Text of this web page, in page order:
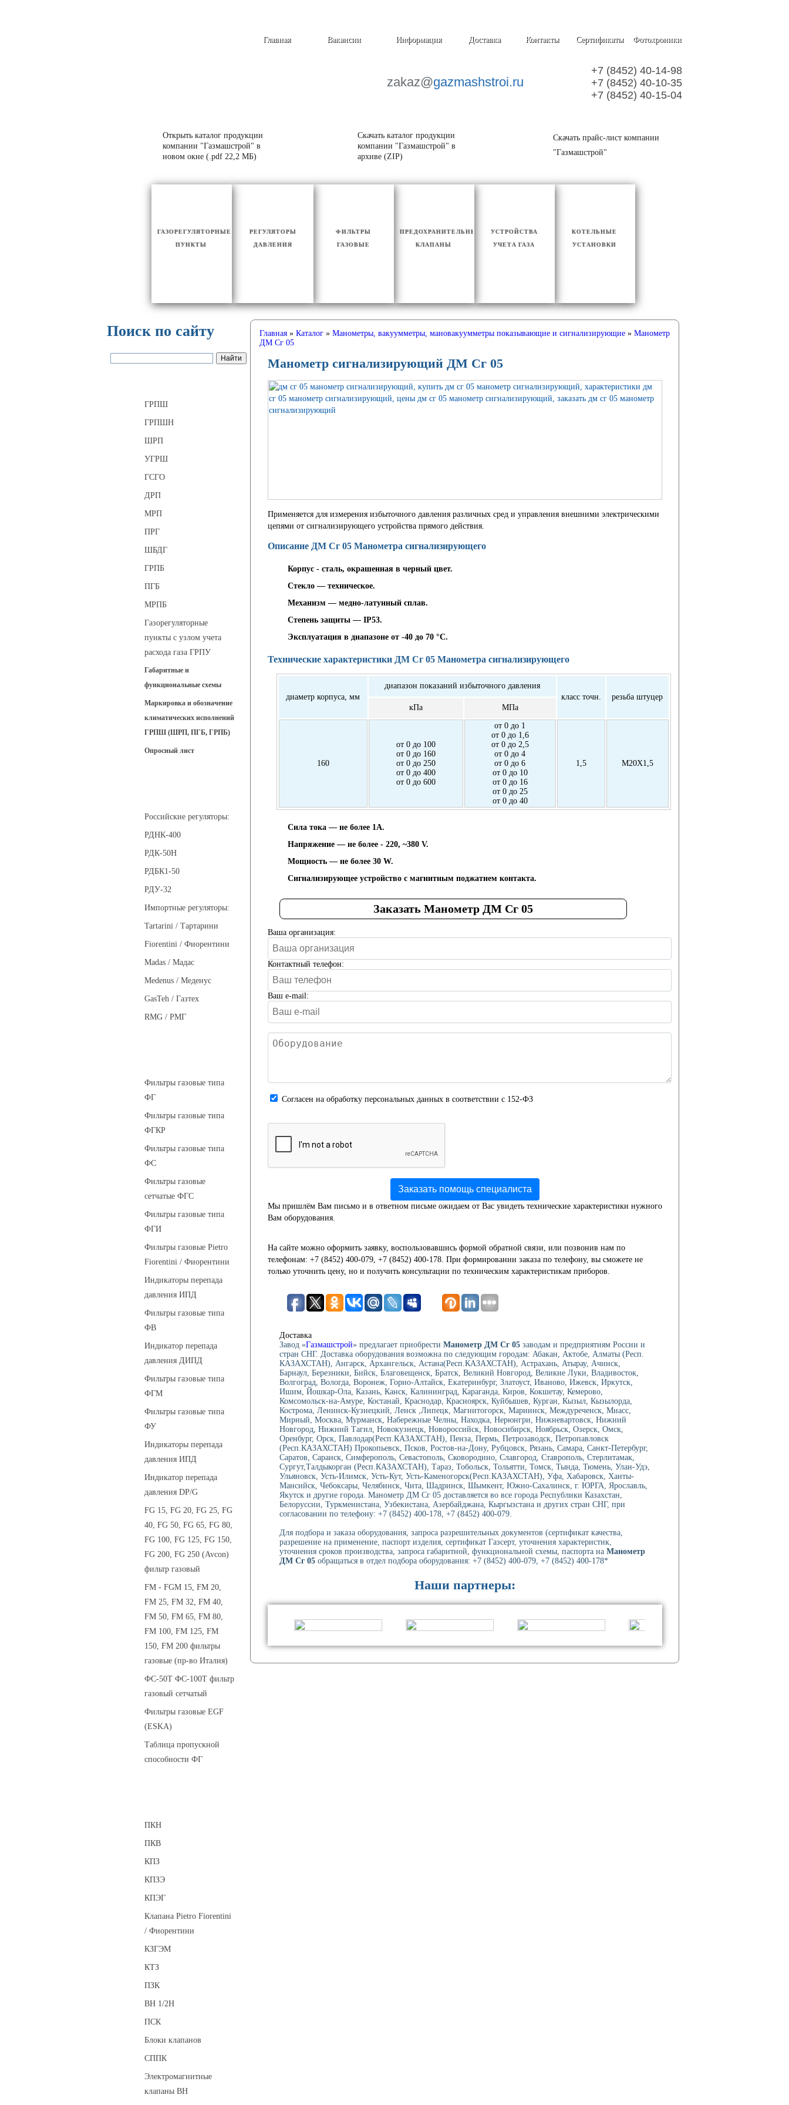
Фотохроники
Сертификаты
Контакты
Доставка
Информация
Вакансии
Главная
zakaz@gazmashstroi.ru
+7 (8452) 40-14-98
+7 (8452) 40-10-35
+7 (8452) 40-15-04
Открыть каталог продукции
компании "Газмашстрой" в
новом окне (.pdf 22,2 МБ)
Скачать каталог продукции
компании "Газмашстрой" в
архиве (ZIP)
Скачать прайс-лист компании
"Газмашстрой"
КОТЕЛЬНЫЕ
УСТАНОВКИ
УСТРОЙСТВА
УЧЕТА ГАЗА
ПРЕДОХРАНИТЕЛЬНЫЕ
КЛАПАНЫ
ФИЛЬТРЫ
ГАЗОВЫЕ
РЕГУЛЯТОРЫ
ДАВЛЕНИЯ
ГАЗОРЕГУЛЯТОРНЫЕ
ПУНКТЫ
Поиск по сайту
ГРПШ
ГРПШН
ШРП
УГРШ
ГСГО
ДРП
МРП
ПРГ
ШБДГ
ГРПБ
ПГБ
МРПБ
Газорегуляторные
пункты с узлом учета
расхода газа ГРПУ
Габаритные и
функциональные схемы
Маркировка и обозначение
климатических исполнений
ГРПШ (ШРП, ПГБ, ГРПБ)
Опросный лист
Российские регуляторы:
РДНК-400
РДК-50Н
РДБК1-50
РДУ-32
Импортные регуляторы:
Tartarini / Тартарини
Fiorentini / Фиорентини
Madas / Мадас
Medenus / Меденус
GasTeh / Газтех
RMG / РМГ
Фильтры газовые типа
ФГ
Фильтры газовые типа
ФГКР
Фильтры газовые типа
ФС
Фильтры газовые
сетчатые ФГС
Фильтры газовые типа
ФГИ
Фильтры газовые Pietro
Fiorentini / Фиорентини
Индикаторы перепада
давления ИПД
Фильтры газовые типа
ФВ
Индикатор перепада
давления ДИПД
Фильтры газовые типа
ФГМ
Фильтры газовые типа
ФУ
Индикаторы перепада
давления ИПД
Индикатор перепада
давления DP/G
FG 15, FG 20, FG 25, FG
40, FG 50, FG 65, FG 80,
FG 100, FG 125, FG 150,
FG 200, FG 250 (Avcon)
фильтр газовый
FM - FGM 15, FM 20,
FM 25, FM 32, FM 40,
FM 50, FM 65, FM 80,
FM 100, FM 125, FM
150, FM 200 фильтры
газовые (пр-во Италия)
ФС-50Т ФС-100Т фильтр
газовый сетчатый
Фильтры газовые EGF
(ESKA)
Таблица пропускной
способности ФГ
ПКН
ПКВ
КПЗ
КПЗЭ
КПЭГ
Клапана Pietro Fiorentini
/ Фиорентини
КЗГЭМ
КТЗ
ПЗК
ВН 1/2Н
ПСК
Блоки клапанов
СППК
Электромагнитные
клапаны ВН
Главная» Каталог» Манометры, вакуумметры, мановакуумметры показывающие и сигнализирующие» Манометр
ДМ Сг 05
Манометр сигнализирующий ДМ Сг 05
Применяется для измерения избыточного давления различных сред и управления внешними электрическими
цепями от сигнализирующего устройства прямого действия.
Описание ДМ Сг 05 Манометра сигнализирующего
Корпус - сталь, окрашенная в черный цвет.
Стекло — техническое.
Механизм — медно-латунный сплав.
Степень защиты — ІР53.
Эксплуатация в диапазоне от -40 до 70 °С.
Технические характеристики ДМ Сг 05 Манометра сигнализирующего
диаметр корпуса, мм
диапазон показаний избыточного давления
класс точн.
резьба штуцер
кПа
МПа
160
от 0 до 100
от 0 до 160
от 0 до 250
от 0 до 400
от 0 до 600
от 0 до 1
от 0 до 1,6
от 0 до 2,5
от 0 до 4
от 0 до 6
от 0 до 10
от 0 до 16
от 0 до 25
от 0 до 40
1,5 М20Х1,5
Сила тока — не более 1А.
Напряжение — не более - 220, ~380 V.
Мощность — не более 30 W.
Сигнализирующее устройство с магнитным поджатием контакта.
Заказать Манометр ДМ Сг 05
Ваша организация:
Контактный телефон:
Ваш e-mail:
Cогласен на обработку персональных данных в соответствии с 152-ФЗ
Заказать помощь специалиста
Мы пришлём Вам письмо и в ответном письме ожидаем от Вас увидеть технические характеристики нужного
Вам оборудования.
На сайте можно оформить заявку, воспользовавшись формой обратной связи, или позвонив нам по
телефонам: +7 (8452) 400-079, +7 (8452) 400-178. При формировании заказа по телефону, вы сможете не
только уточнить цену, но и получить консультации по техническим характеристикам приборов.
Доставка
Завод «Газмашстрой» предлагает приобрести Манометр ДМ Сг 05заводам и предприятиям России и
стран СНГ. Доставка оборудования возможна по следующим городам: Абакан, Актобе, Алматы (Респ.
КАЗАХСТАН), Ангарск, Архангельск, Астана(Респ.КАЗАХСТАН), Астрахань, Атырау, Ачинск,
Барнаул, Березники, Бийск, Благовещенск, Братск, Великий Новгород, Великие Луки, Владивосток,
Волгоград, Вологда, Воронеж, Горно-Алтайск, Екатеринбург, Златоуст, Иваново, Ижевск, Иркутск,
Ишим, Йошкар-Ола, Казань, Канск, Калининград, Караганда, Киров, Кокшетау, Кемерово,
Комсомольск-на-Амуре, Костанай, Краснодар, Красноярск, Куйбышев, Курган, Кызыл, Кызылорда,
Кострома, Ленинск-Кузнецкий, Ленск ,Липецк, Магнитогорск, Мариинск, Междуреченск, Миасс,
Мирный, Москва, Мурманск, Набережные Челны, Находка, Нерюнгри, Нижневартовск, Нижний
Новгород, Нижний Тагил, Новокузнецк, Новороссийск, Новосибирск, Ноябрьск, Озерск, Омск,
Оренбург, Орск, Павлодар(Респ.КАЗАХСТАН), Пенза, Пермь, Петрозаводск, Петропавловск
(Респ.КАЗАХСТАН) Прокопьевск, Псков, Ростов-на-Дону, Рубцовск, Рязань, Самара, Санкт-Петербург,
Саратов, Саранск, Симферополь, Севастополь, Сковородино, Славгород, Ставрополь, Стерлитамак,
Сургут,Талдыкорган (Респ.КАЗАХСТАН), Тараз, Тобольск, Тольятти, Томск, Тында, Тюмень, Улан-Удэ,
Ульяновск, Усть-Илимск, Усть-Кут, Усть-Каменогорск(Респ.КАЗАХСТАН), Уфа, Хабаровск, Ханты-
Мансийск, Чебоксары, Челябинск, Чита, Шадринск, Шымкент, Южно-Сахалинск, г. ЮРГА, Ярославль,
Якутск и другие города. Манометр ДМ Сг 05 доставляется во все города Республики Казахстан,
Белоруссии, Туркменистана, Узбекистана, Азербайджана, Кыргызстана и других стран СНГ, при
согласовании по телефону: +7 (8452) 400-178, +7 (8452) 400-079.
Для подбора и заказа оборудования, запроса разрешительных документов (сертификат качества,
разрешение на применение, паспорт изделия, сертификат Газсерт, уточнения характеристик,
уточнения сроков производства, запроса габаритной, функциональной схемы, паспорта на Манометр
ДМ Сг 05обращаться в отдел подбора оборудования: +7 (8452) 400-079, +7 (8452) 400-178*
Наши партнеры: